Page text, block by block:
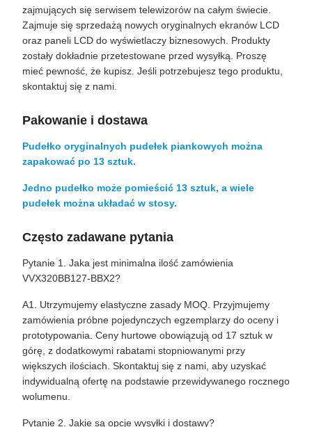
zajmujących się serwisem telewizorów na całym świecie.
Zajmuje się sprzedażą nowych oryginalnych ekranów LCD
oraz paneli LCD do wyświetlaczy biznesowych. Produkty
zostały dokładnie przetestowane przed wysyłką. Proszę
mieć pewność, że kupisz. Jeśli potrzebujesz tego produktu,
skontaktuj się z nami.
Pakowanie i dostawa
Pudełko oryginalnych pudełek piankowych można
zapakować po 13 sztuk.
Jedno pudełko może pomieścić 13 sztuk, a wiele
pudełek można układać w stosy.
Często zadawane pytania
Pytanie 1. Jaka jest minimalna ilość zamówienia
VVX320BB127-BBX2?
A1. Utrzymujemy elastyczne zasady MOQ. Przyjmujemy
zamówienia próbne pojedynczych egzemplarzy do oceny i
prototypowania. Ceny hurtowe obowiązują od 17 sztuk w
górę, z dodatkowymi rabatami stopniowanymi przy
większych ilościach. Skontaktuj się z nami, aby uzyskać
indywidualną ofertę na podstawie przewidywanego rocznego
wolumenu.
Pytanie 2. Jakie są opcje wysyłki i dostawy?